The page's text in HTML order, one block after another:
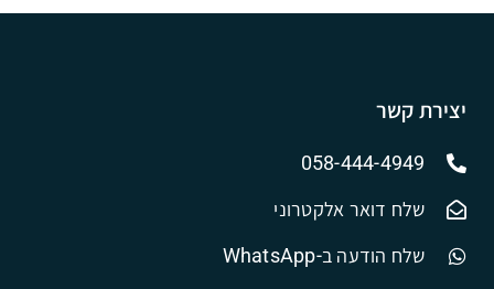
יצירת קשר
058-444-4949
שלח דואר אלקטרוני
שלח הודעה ב-WhatsApp